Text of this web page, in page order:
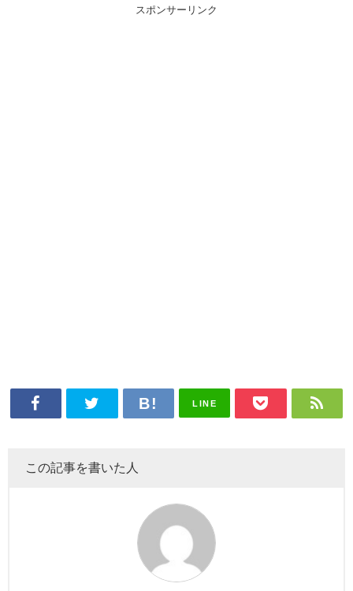
スポンサーリンク
LINE
この記事を書いた人